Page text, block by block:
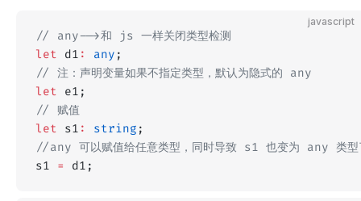
javascript
// any-->和 js 一样关闭类型检测
let d1 : any ;
// 注：声明变量如果不指定类型，默认为隐式的 any
let e1;
// 赋值
let s1 : string ;
//any 可以赋值给任意类型，同时导致 s1 也变为 any 类型
s1 = d1;